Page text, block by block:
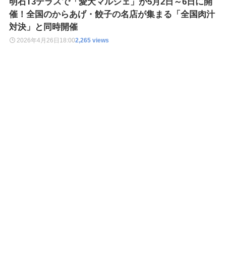
催！全国のからあげ・餃子の名店が集まる「全国肉汁
対決」と同時開催
2026年4月26日 18:002,265 views